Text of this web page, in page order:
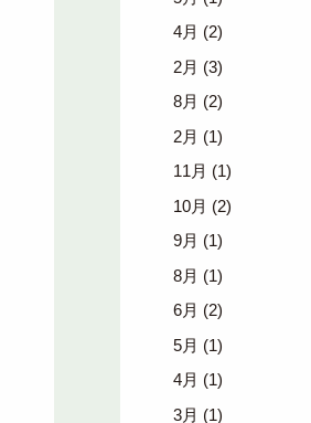
4月 (2)
2月 (3)
8月 (2)
2月 (1)
11月 (1)
10月 (2)
9月 (1)
8月 (1)
6月 (2)
5月 (1)
4月 (1)
3月 (1)